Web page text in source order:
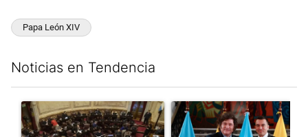
Papa León XIV
Noticias en Tendencia
Un artículo de tendencia con el título "El Senado dio media
Un artículo de tendencia con